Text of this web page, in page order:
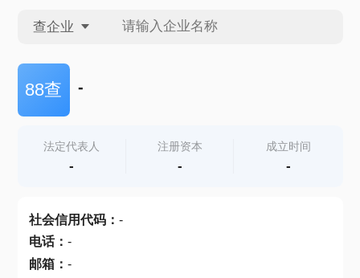
查企业
查企业
查产地
88查 -
法定代表人
-
注册资本
-
成立时间
-
社会信用代码： -
电话： -
邮箱： -